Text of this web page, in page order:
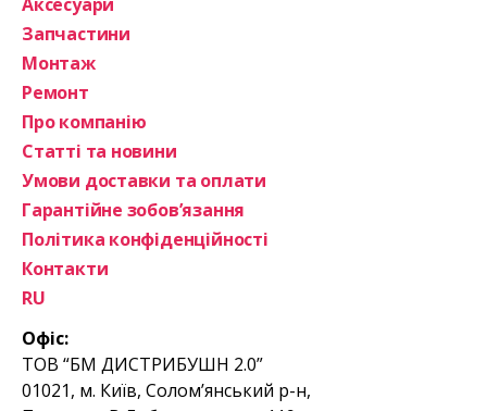
Офіс:
ТОВ “БМ ДИСТРИБУШН 2.0”
01021, м. Київ, Солом’янський р-н,
Запчастини
Монтаж
Ремонт
Про компанію
Статті та новини
Умови доставки та оплати
Гарантійне зобов’язання
Політика конфіденційності
Контакти
RU